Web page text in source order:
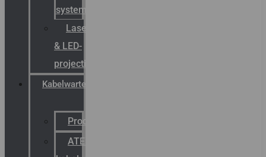
systemen
Laserbelijning
& LED-
projectie
Kabelwartels
Productcatalogus
ATEX